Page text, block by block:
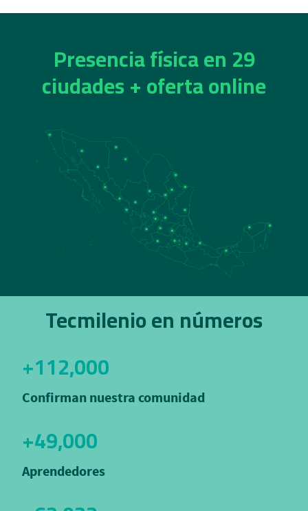
Presencia física en 29
ciudades + oferta online
Tecmilenio en números
+112,000
Confirman nuestra comunidad
+49,000
Aprendedores